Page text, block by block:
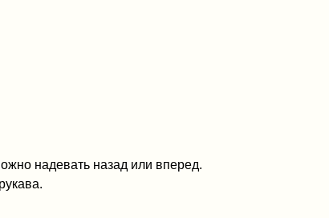
надевать назад или вперед.